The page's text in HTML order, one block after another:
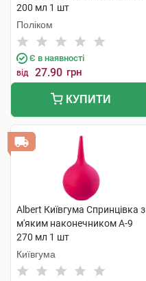
200 мл 1 шт
Поліком
Є в наявності
від 27.90 грн
КУПИТИ
Albert Київгума Спринцівка з
м'яким наконечником А-9
270 мл 1 шт
Київгума